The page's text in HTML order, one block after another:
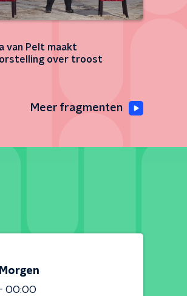
van Pelt maakt
over troost
Meer fragmenten
00:00